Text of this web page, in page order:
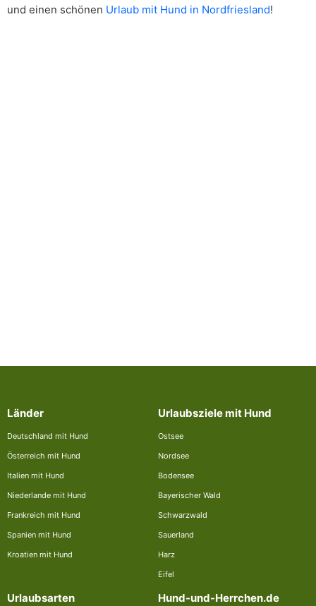
und einen schönen Urlaub mit Hund in Nordfriesland!
Länder
Deutschland mit Hund
Österreich mit Hund
Italien mit Hund
Niederlande mit Hund
Frankreich mit Hund
Spanien mit Hund
Kroatien mit Hund
Urlaubsziele mit Hund
Ostsee
Nordsee
Bodensee
Bayerischer Wald
Schwarzwald
Sauerland
Harz
Eifel
Urlaubsarten Hund-und-Herrchen.de